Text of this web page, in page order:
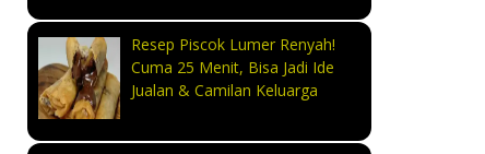
Resep Piscok Lumer Renyah!
Cuma 25 Menit, Bisa Jadi Ide
Jualan & Camilan Keluarga